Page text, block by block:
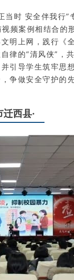
当时 安全伴我行”
频案例相结合的
明上网，践行《
律的“清风侠”，
引导学生筑牢思
争做安全守护的先
迁西县·